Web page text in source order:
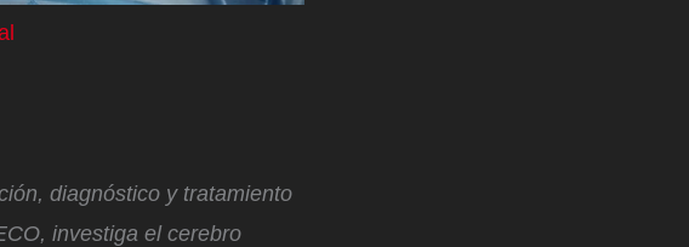
diagnóstico y tratamiento
investiga el cerebro